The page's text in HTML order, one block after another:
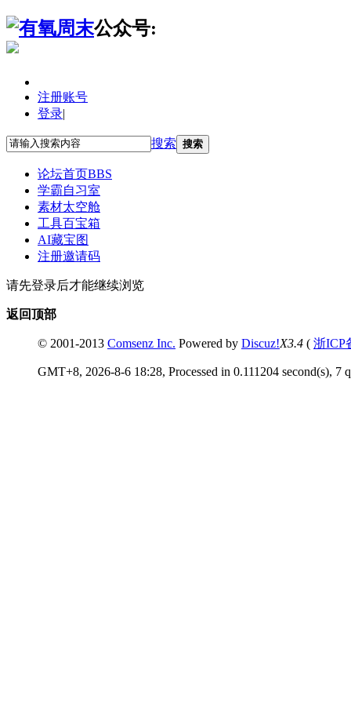
公众号:
注册账号
登录|
搜索 搜索
论坛首页BBS
学霸自习室
素材太空舱
工具百宝箱
AI藏宝图
注册邀请码
请先登录后才能继续浏览
返回顶部
© 2001-2013 Comsenz Inc. Powered by Discuz!X3.4 ( 浙ICP
GMT+8, 2026-8-6 18:28, Processed in 0.111204 second(s), 7